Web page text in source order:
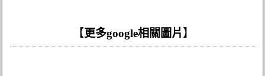
【更多google相關圖片 】